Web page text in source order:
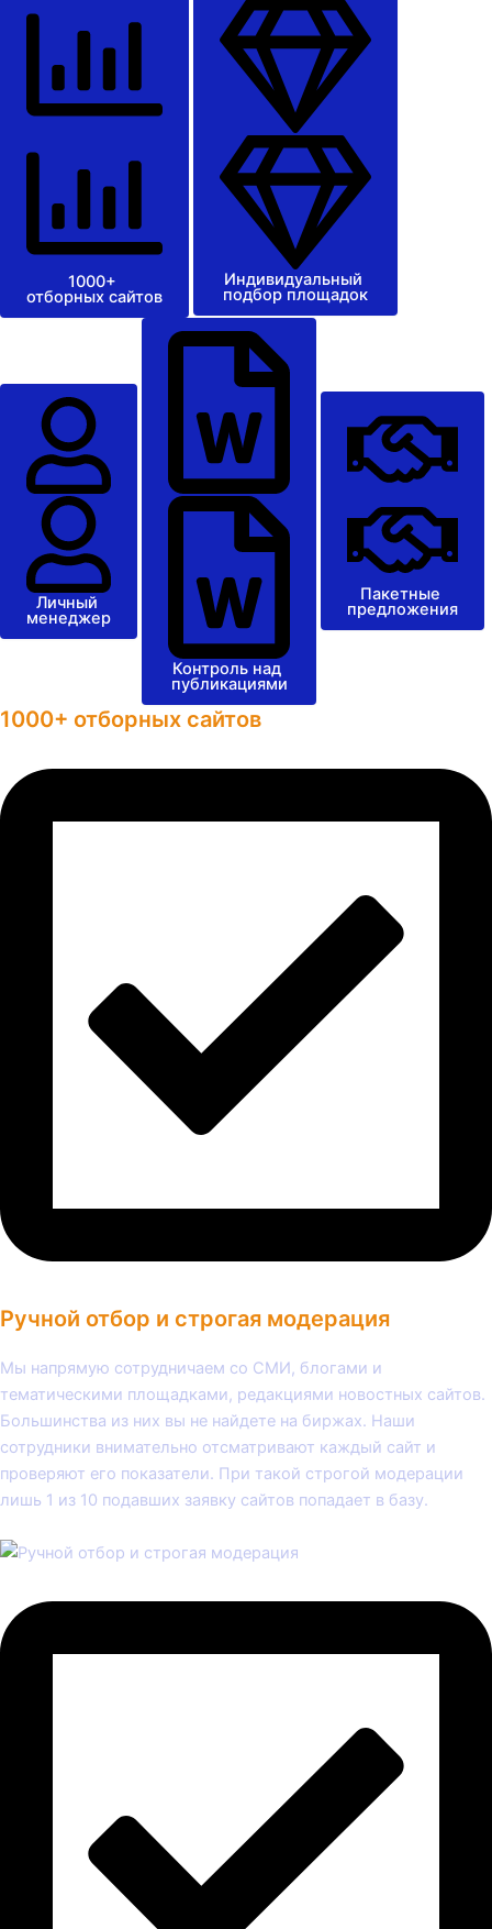
1000+
отборных сайтов
Индивидуальный
подбор площадок
Личный
менеджер
Контроль над
публикациями
Пакетные
предложения
1000+ отборных сайтов
Ручной отбор и строгая модерация
Мы напрямую сотрудничаем со СМИ, блогами и
тематическими площадками, редакциями новостных сайтов.
Большинства из них вы не найдете на биржах. Наши
сотрудники внимательно отсматривают каждый сайт и
проверяют его показатели. При такой строгой модерации
лишь 1 из 10 подавших заявку сайтов попадает в базу.